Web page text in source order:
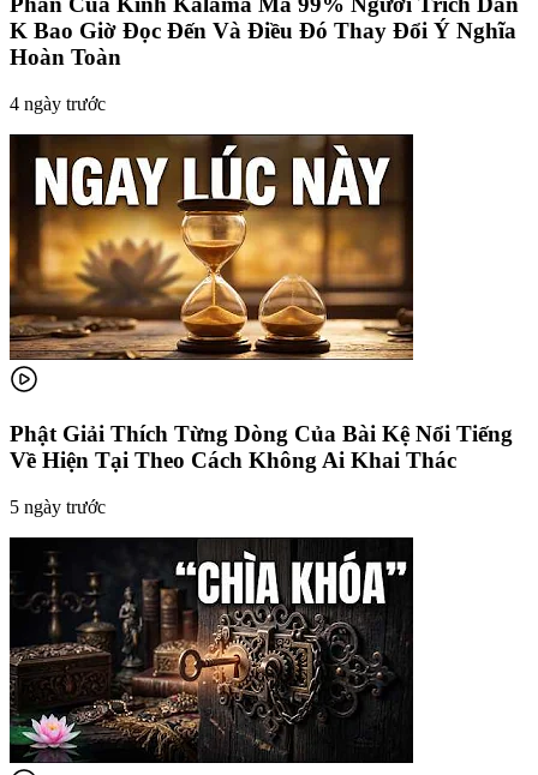
K Bao Giờ Đọc Đến Và Điều Đó Thay Đổi Ý Nghĩa
Hoàn Toàn
4 ngày trước
Phật Giải Thích Từng Dòng Của Bài Kệ Nổi Tiếng
Về Hiện Tại Theo Cách Không Ai Khai Thác
5 ngày trước